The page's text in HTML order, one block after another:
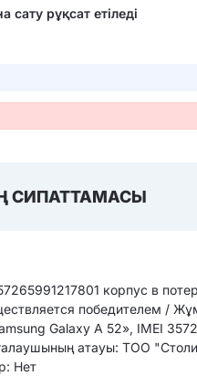
рұқсат етіледі
СИПАТТАМАСЫ
корпус в
победителем /
Galaxy A 52», IMEI
атауы: ТОО
Нет